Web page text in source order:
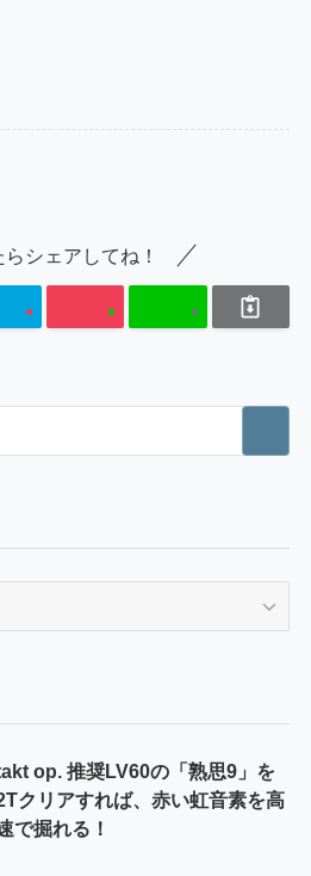
シェアしてね！
op. 推奨LV60の「熟思9」を
クリアすれば、赤い虹音素を高
で掘れる！